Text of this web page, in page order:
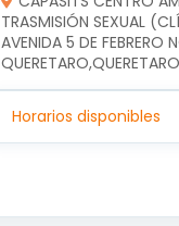
TRASMISIÓN SEXUAL
AVENIDA 5 DE FEBRERO
QUERETARO,QUERETARO
Horarios disponibles